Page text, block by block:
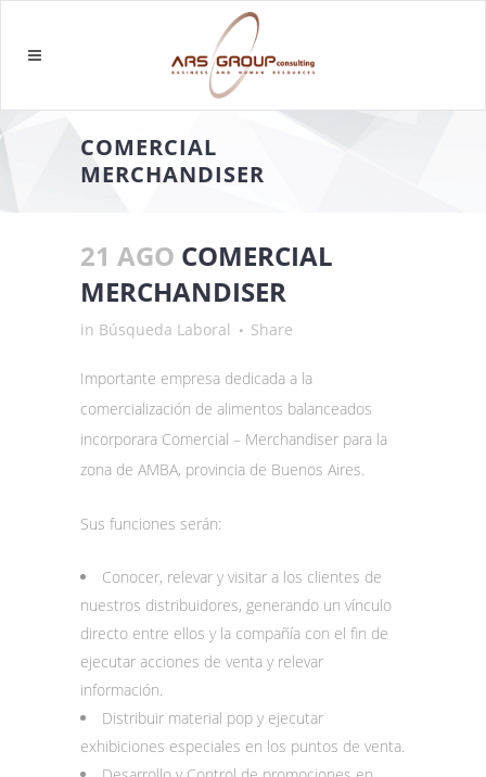
COMERCIAL
MERCHANDISER
21 AGO COMERCIAL
MERCHANDISER
in Búsqueda Laboral Share
Importante empresa dedicada a la
comercialización de alimentos balanceados
incorporara Comercial – Merchandiser para la
zona de AMBA, provincia de Buenos Aires.
Sus funciones serán:
Conocer, relevar y visitar a los clientes de
nuestros distribuidores, generando un vínculo
directo entre ellos y la compañía con el fin de
ejecutar acciones de venta y relevar
información.
Distribuir material pop y ejecutar
exhibiciones especiales en los puntos de venta.